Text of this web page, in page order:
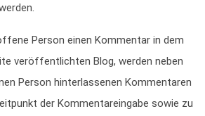
Person einen Kommentar in dem
veröffentlichten Blog, werden neben
Person hinterlassenen Kommentaren
der Kommentareingabe sowie zu